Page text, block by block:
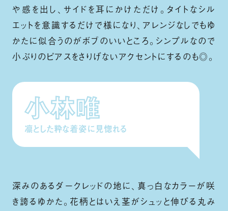
や感を出し、サイドを耳にかけただけ。タイトなシル
エットを意識するだけで様になり、アレンジなしでもゆ
かたに似合うのがボブのいいところ。シンプルなので
小ぶりのピアスをさりげないアクセントにするのも◎。
小林唯
凛とした粋な着姿に見惚れる
深みのあるダークレッドの地に、真っ白なカラーが咲
き誇るゆかた。花柄とはいえ茎がシュッと伸びる丸み